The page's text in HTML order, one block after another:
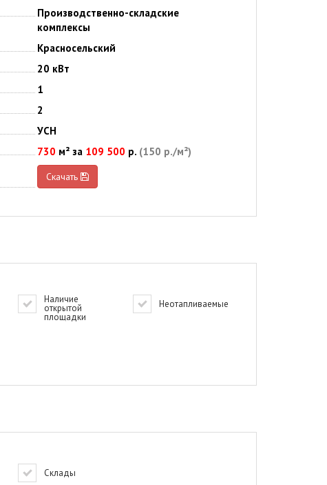
Производственно-складские
комплексы
Красносельский
20 кВт
1
2
УСН
730 м² за 109 500 р. (150 р./м²)
Скачать
Наличие
открытой
площадки
Неотапливаемые
Склады